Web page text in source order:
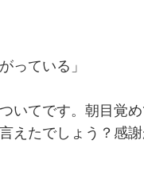
っている」
てです。朝目覚
えたでしょう？感